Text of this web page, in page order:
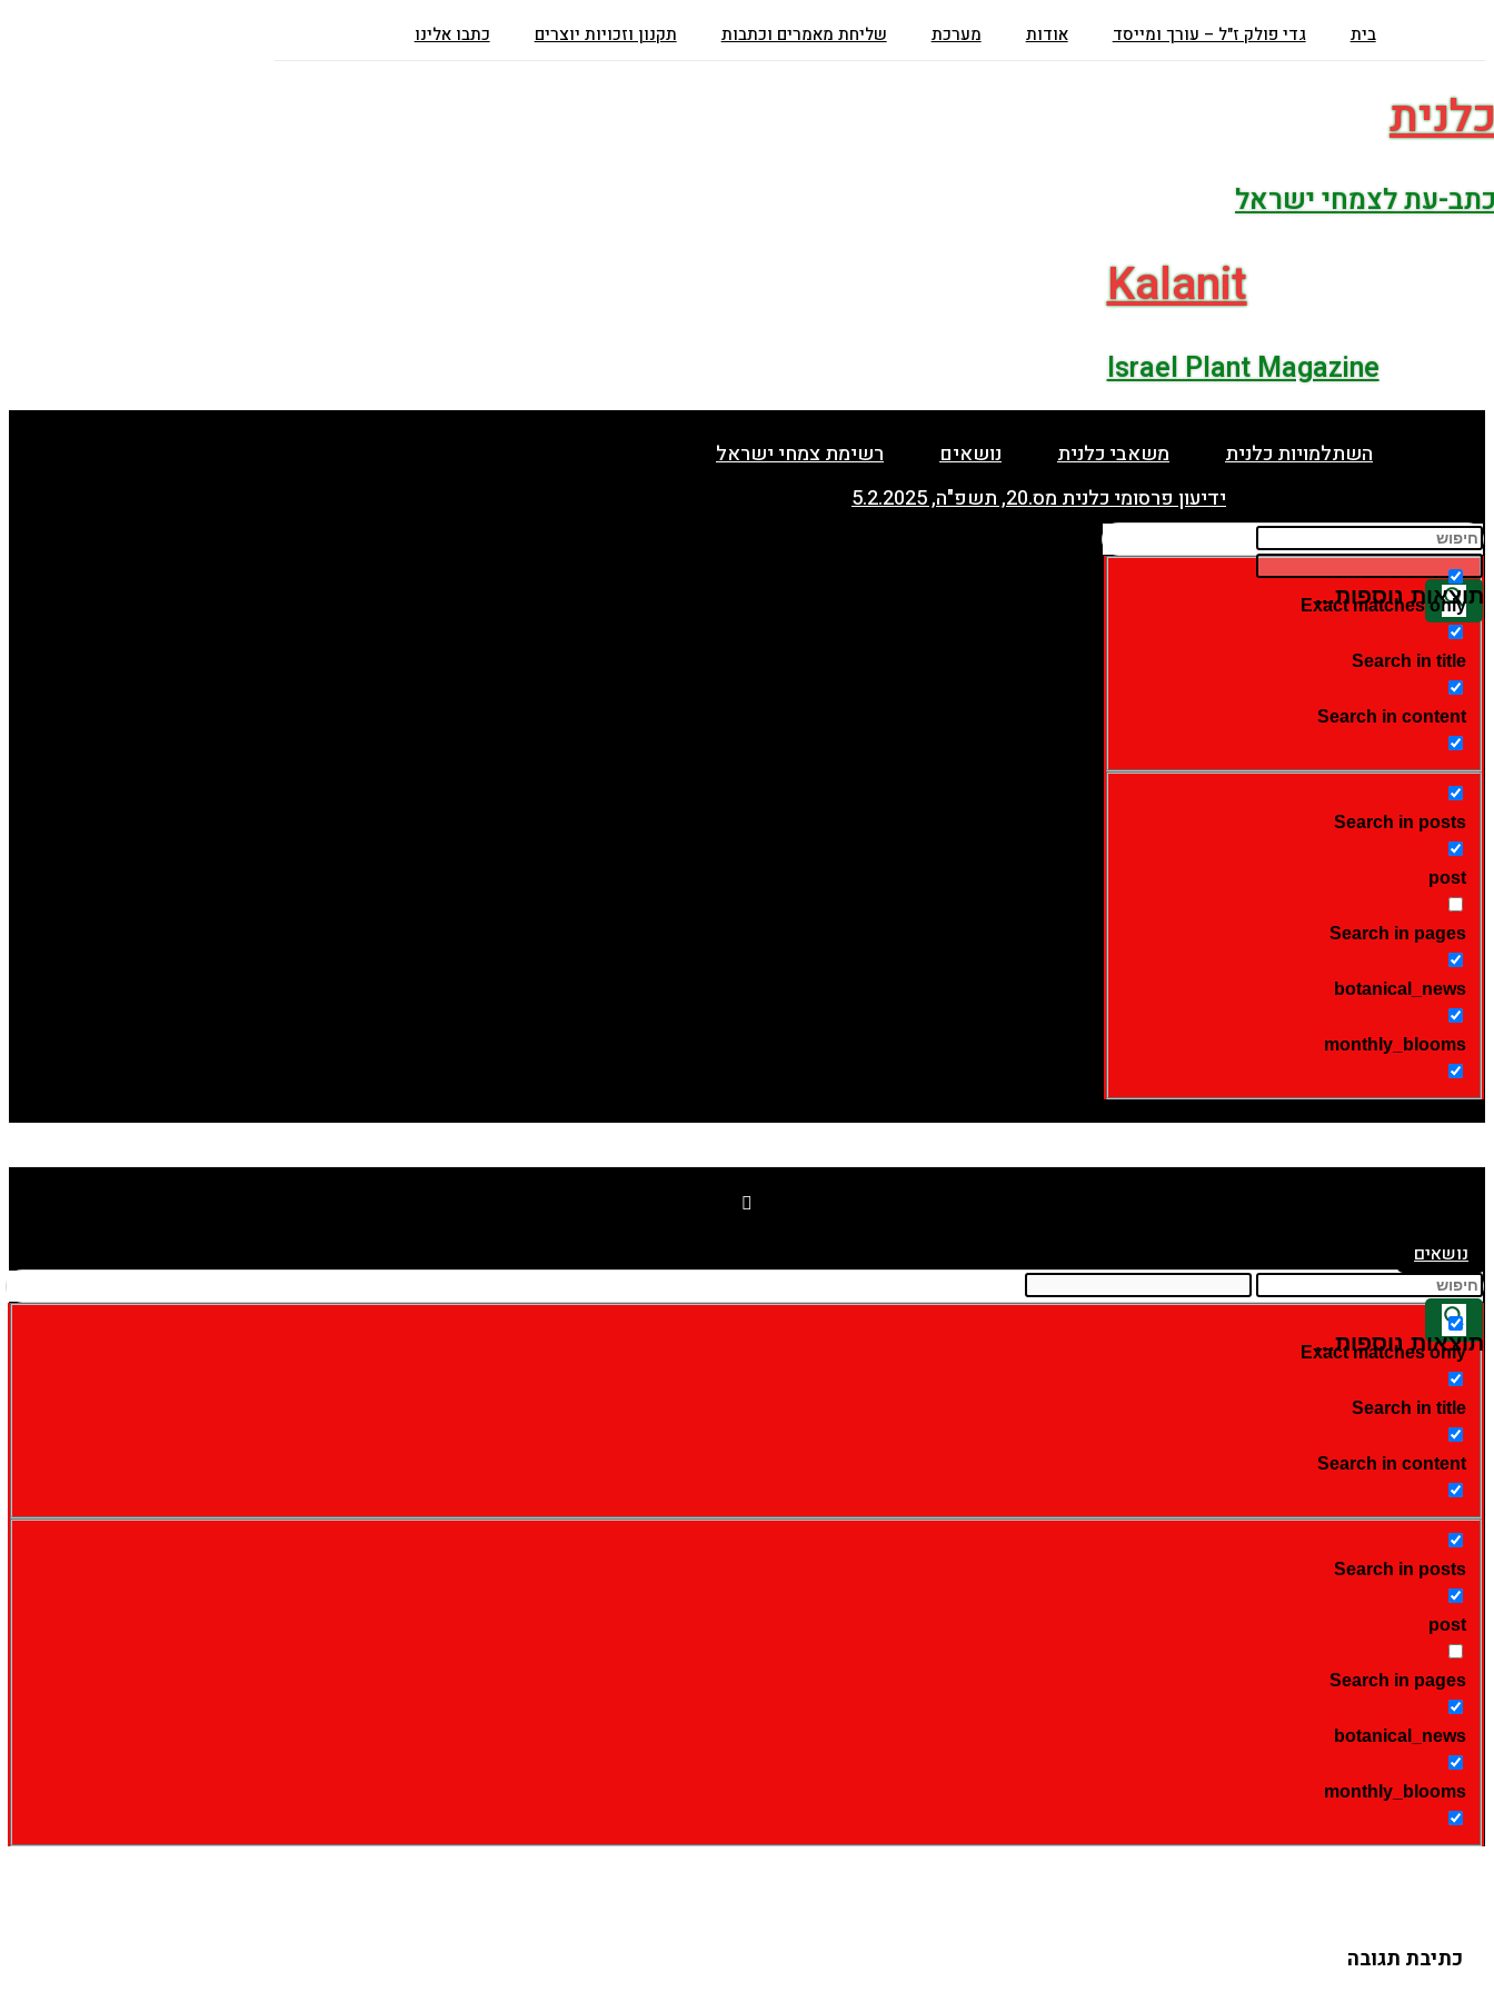
בית גדי פולק ז"ל – עורך ומייסד אודות מערכת שליחת מאמרים וכתבות תקנון וזכויות יוצרים כתבו אלינו
עת לצמחי ישראל
Kalanit
Israel Plant Magazine
השתלמויות כלנית משאבי כלנית נושאים
רשימת צמחי ישראל
ידיעון פרסומי כלנית מס.20, תשפ"ה, 5.2.2025
תוצאות נוספות...
Exact matches only
Search in title
Search in content
Search in posts
post
Search in pages
botanical_news
monthly_blooms
נושאים
תוצאות נוספות...
Exact matches only
Search in title
Search in content
Search in posts
post
Search in pages
botanical_news
monthly_blooms
כתיבת תגובה